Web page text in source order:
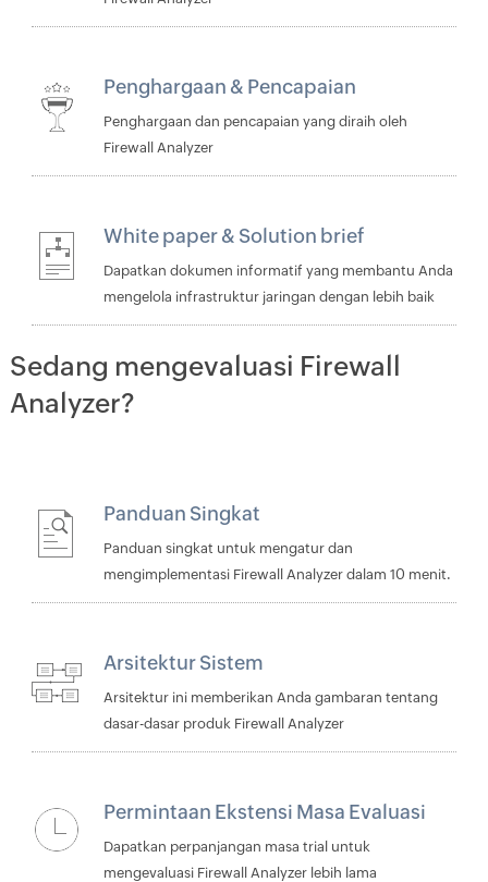
Penghargaan & Pencapaian
Penghargaan dan pencapaian yang diraih oleh
Firewall Analyzer
White paper& Solution brief
Dapatkan dokumen informatif yang membantu Anda
mengelola infrastruktur jaringan dengan lebih baik
Sedang mengevaluasi Firewall
Analyzer?
Panduan Singkat
Panduan singkat untuk mengatur dan
mengimplementasi Firewall Analyzer dalam 10 menit.
Arsitektur Sistem
Arsitektur ini memberikan Anda gambaran tentang
dasar-dasar produk Firewall Analyzer
Permintaan Ekstensi Masa Evaluasi
Dapatkan perpanjangan masa trial untuk
mengevaluasi Firewall Analyzer lebih lama